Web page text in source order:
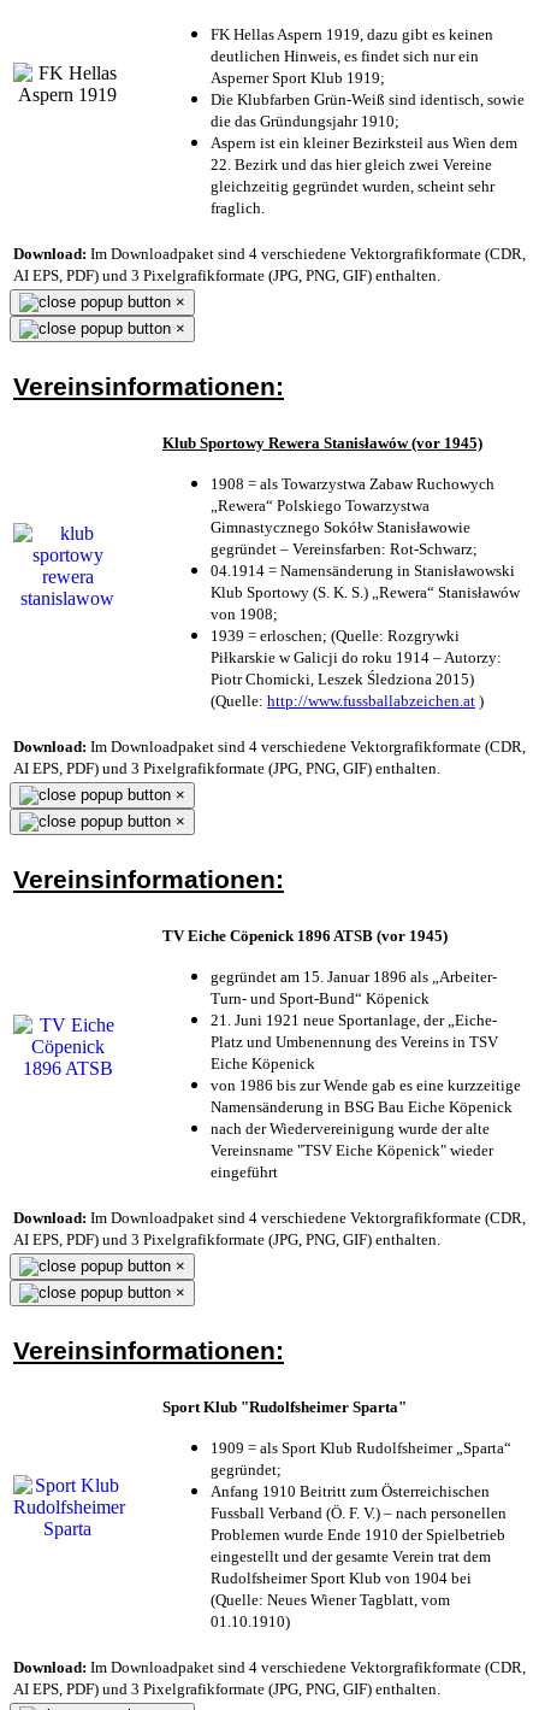
FK Hellas Aspern 1919, dazu gibt es keinen
deutlichen Hinweis, es findet sich nur ein
Asperner Sport Klub 1919;
Die Klubfarben Grün-Weiß sind identisch, sowie
die das Gründungsjahr 1910;
Aspern ist ein kleiner Bezirksteil aus Wien dem
22. Bezirk und das hier gleich zwei Vereine
gleichzeitig gegründet wurden, scheint sehr
fraglich.
Download: Im Downloadpaket sind 4 verschiedene Vektorgrafikformate (CDR,
AI EPS, PDF) und 3 Pixelgrafikformate (JPG, PNG, GIF) enthalten.
×
×
Vereinsinformationen:
Klub Sportowy Rewera Stanisławów (vor 1945)
1908 = als Towarzystwa Zabaw Ruchowych
„Rewera“ Polskiego Towarzystwa
Gimnastycznego Sokółw Stanisławowie
gegründet – Vereinsfarben: Rot-Schwarz;
04.1914 = Namensänderung in Stanisławowski
Klub Sportowy (S. K. S.) „Rewera“ Stanisławów
von 1908;
1939 = erloschen; (Quelle: Rozgrywki
Piłkarskie w Galicji do roku 1914 – Autorzy:
Piotr Chomicki, Leszek Śledziona 2015)
(Quelle: http://www.fussballabzeichen.at )
Download: Im Downloadpaket sind 4 verschiedene Vektorgrafikformate (CDR,
AI EPS, PDF) und 3 Pixelgrafikformate (JPG, PNG, GIF) enthalten.
×
×
Vereinsinformationen:
TV Eiche Cöpenick 1896 ATSB (vor 1945)
gegründet am 15. Januar 1896 als „Arbeiter-
Turn- und Sport-Bund“ Köpenick
21. Juni 1921 neue Sportanlage, der „Eiche-
Platz und Umbenennung des Vereins in TSV
Eiche Köpenick
von 1986 bis zur Wende gab es eine kurzzeitige
Namensänderung in BSG Bau Eiche Köpenick
nach der Wiedervereinigung wurde der alte
Vereinsname "TSV Eiche Köpenick" wieder
eingeführt
Download: Im Downloadpaket sind 4 verschiedene Vektorgrafikformate (CDR,
AI EPS, PDF) und 3 Pixelgrafikformate (JPG, PNG, GIF) enthalten.
×
×
Vereinsinformationen:
Sport Klub "Rudolfsheimer Sparta"
1909 = als Sport Klub Rudolfsheimer „Sparta“
gegründet;
Anfang 1910 Beitritt zum Österreichischen
Fussball Verband (Ö. F. V.) – nach personellen
Problemen wurde Ende 1910 der Spielbetrieb
eingestellt und der gesamte Verein trat dem
Rudolfsheimer Sport Klub von 1904 bei
(Quelle: Neues Wiener Tagblatt, vom
01.10.1910)
Download: Im Downloadpaket sind 4 verschiedene Vektorgrafikformate (CDR,
AI EPS, PDF) und 3 Pixelgrafikformate (JPG, PNG, GIF) enthalten.